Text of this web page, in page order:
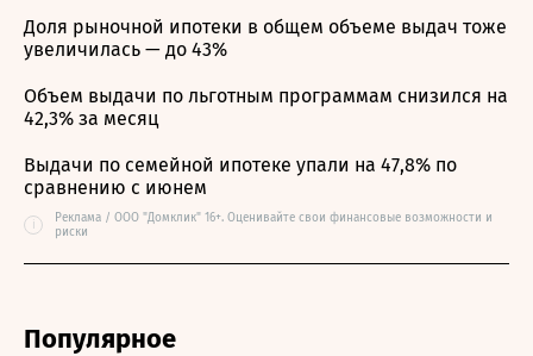
Доля рыночной ипотеки в общем объеме выдач тоже
увеличилась — до 43%
Объем выдачи по льготным программам снизился на
42,3% за месяц
Выдачи по семейной ипотеке упали на 47,8% по
сравнению с июнем
i
Реклама / ООО "Домклик" 16+. Оценивайте свои финансовые возможности и
риски
Популярное